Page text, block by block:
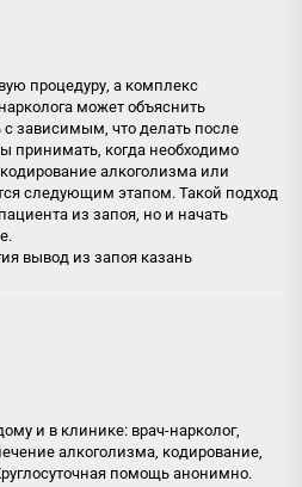
процедуру, а комплекс
может объяснить
с зависимым, что делать после
принимать, когда необходимо
алкоголизма или
следующим этапом. Такой подход
из запоя, но и начать
вывод из запоя казань
и в клинике: врач-нарколог,
алкоголизма, кодирование,
помощь анонимно.